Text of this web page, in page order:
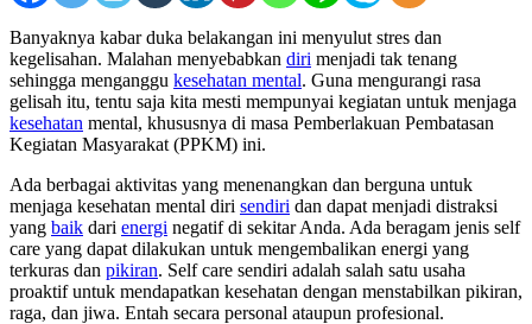
Banyaknya kabar duka belakangan ini menyulut stres dan
kegelisahan. Malahan menyebabkan diri menjadi tak tenang
sehingga menganggu kesehatan mental. Guna mengurangi rasa
gelisah itu, tentu saja kita mesti mempunyai kegiatan untuk menjaga
kesehatan mental, khususnya di masa Pemberlakuan Pembatasan
Kegiatan Masyarakat (PPKM) ini.
Ada berbagai aktivitas yang menenangkan dan berguna untuk
menjaga kesehatan mental diri sendiri dan dapat menjadi distraksi
yang baik dari energi negatif di sekitar Anda. Ada beragam jenis self
care yang dapat dilakukan untuk mengembalikan energi yang
terkuras dan pikiran. Self care sendiri adalah salah satu usaha
proaktif untuk mendapatkan kesehatan dengan menstabilkan pikiran,
raga, dan jiwa. Entah secara personal ataupun profesional.